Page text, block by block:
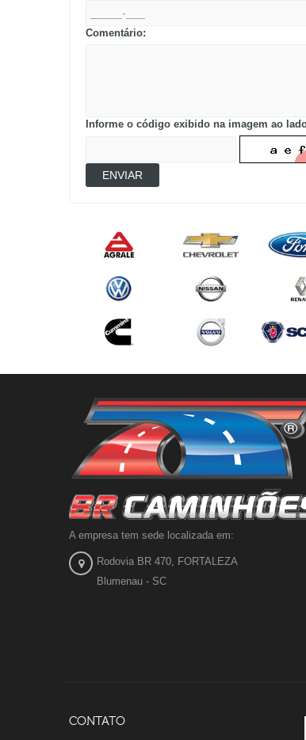
Comentário:
Informe o código exibido na imagem ao
ENVIAR
A empresa tem sede localizada em:
Rodovia BR 470, FORTALEZA
Blumenau - SC
CONTATO